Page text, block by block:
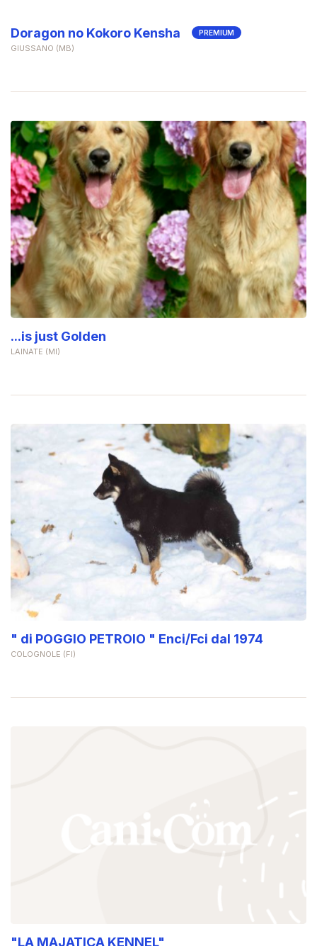
Doragon no Kokoro Kensha PREMIUM
GIUSSANO (MB)
...is just Golden
LAINATE (MI)
" di POGGIO PETROIO " Enci/Fci dal 1974
COLOGNOLE (FI)
"LA MAJATICA KENNEL"